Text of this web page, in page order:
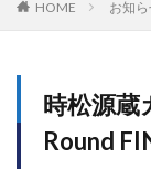
HOME お知
時松源蔵
Round